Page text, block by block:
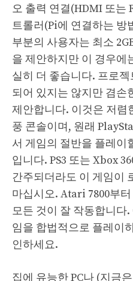
오 출력 연결(HDMI 또는
트롤러(Pi에 연결하는 방
부분의 사용자는 최소
을 제안하지만 이 경우에
실히 더 좋습니다. 프로
되어 있지는 않지만 겸손
제안합니다. 이것은 저렴
풍 콘솔이며, 원래
서 게임의 절반을 플레이
입니다. PS3 또는 Xbox
간주되더라도 이 게임이
마십시오. Atari 7800부터
모든 것이 잘 작동합니다
임을 합법적으로 플레이
인하세요.
집에 유능한 PC나 (지금